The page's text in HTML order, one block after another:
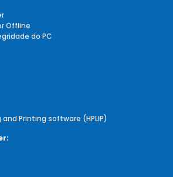
Offline
do PC
and Printing software (HPLIP)